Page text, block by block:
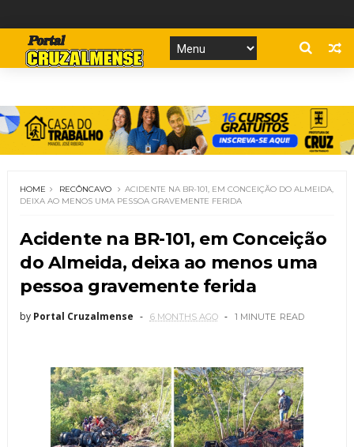
HOME RECÔNCAVO
ACIDENTE NA BR-101, EM CONCEIÇÃO DO ALMEIDA,
DEIXA AO MENOS UMA PESSOA GRAVEMENTE FERIDA
Acidente na BR-101, em Conceição
do Almeida, deixa ao menos uma
pessoa gravemente ferida
by Portal Cruzalmense 6 MONTHS AGO 1 MINUTE READ